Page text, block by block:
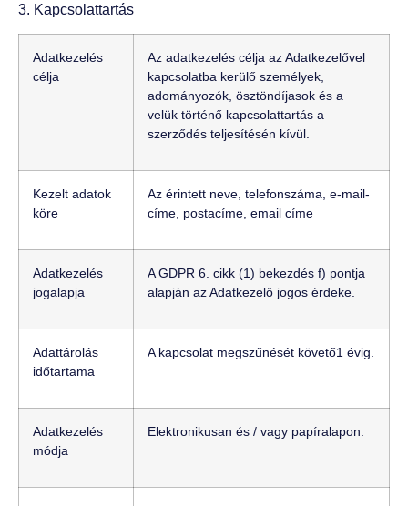
3. Kapcsolattartás
Adatkezelés
célja
Az adatkezelés célja az Adatkezelővel
kapcsolatba kerülő személyek,
adományozók, ösztöndíjasok és a
velük történő kapcsolattartás a
szerződés teljesítésén kívül.
Kezelt adatok
köre
Az érintett neve, telefonszáma, e-mail-
címe, postacíme, email címe
Adatkezelés
jogalapja
A GDPR 6. cikk (1) bekezdés f) pontja
alapján az Adatkezelő jogos érdeke.
Adattárolás
időtartama
A kapcsolat megszűnését követő1 évig.
Adatkezelés
módja
Elektronikusan és / vagy papíralapon.